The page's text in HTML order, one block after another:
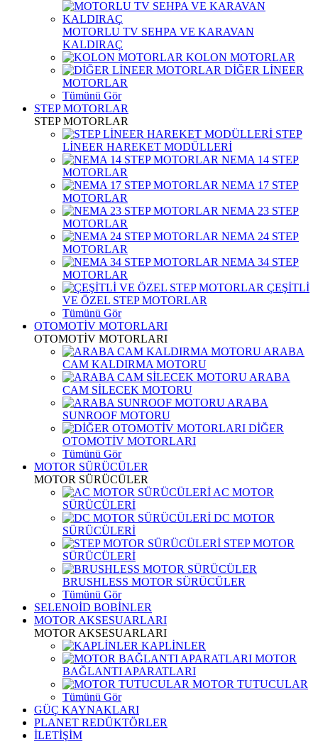
MOTORLU TV SEHPA VE KARAVAN
KALDIRAÇ
KOLON MOTORLAR
DİĞER LİNEER
MOTORLAR
Tümünü Gör
STEP MOTORLAR
STEP MOTORLAR
STEP
LİNEER HAREKET MODÜLLERİ
NEMA 14 STEP
MOTORLAR
NEMA 17 STEP
MOTORLAR
NEMA 23 STEP
MOTORLAR
NEMA 24 STEP
MOTORLAR
NEMA 34 STEP
MOTORLAR
ÇEŞİTLİ
VE ÖZEL STEP MOTORLAR
Tümünü Gör
OTOMOTİV MOTORLARI
OTOMOTİV MOTORLARI
ARABA
CAM KALDIRMA MOTORU
ARABA
CAM SİLECEK MOTORU
ARABA
SUNROOF MOTORU
DİĞER
OTOMOTİV MOTORLARI
Tümünü Gör
MOTOR SÜRÜCÜLER
MOTOR SÜRÜCÜLER
AC MOTOR
SÜRÜCÜLERİ
DC MOTOR
SÜRÜCÜLERİ
STEP MOTOR
SÜRÜCÜLERİ
BRUSHLESS MOTOR SÜRÜCÜLER
Tümünü Gör
SELENOİD BOBİNLER
MOTOR AKSESUARLARI
MOTOR AKSESUARLARI
KAPLİNLER
MOTOR
BAĞLANTI APARATLARI
MOTOR TUTUCULAR
Tümünü Gör
GÜÇ KAYNAKLARI
PLANET REDÜKTÖRLER
İLETİŞİM